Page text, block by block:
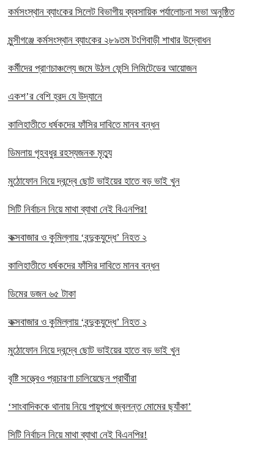
কর্মসংস্থান ব্যাংকের সিলেট বিভাগীয় ব্যবসায়িক পর্যালোচনা সভা অনুষ্ঠিত
মুন্সীগঞ্জে কর্মসংস্থান ব্যাংকের ২৮৯তম টংগিবাড়ী শাখার উদ্বোধন
কর্মীদের প্রাণচাঞ্চল্যে জমে উঠল ফেন্সি লিমিটেডের আয়োজন
একশ’র বেশি হ্রদ যে উদ্যানে
কালিহাতীতে ধর্ষকদের ফাঁসির দাবিতে মানব বন্ধন
ডিমলায় গৃহবধুর রহস্যজনক মৃত্যু
মুঠোফোন নিয়ে দ্বন্দ্বে ছোট ভাইয়ের হাতে বড় ভাই খুন
সিটি নির্বাচন নিয়ে মাথা ব্যাথা নেই বিএনপির!
কক্সবাজার ও কুমিল্লায় ‘বন্দুকযুদ্ধে’ নিহত ২
কালিহাতীতে ধর্ষকদের ফাঁসির দাবিতে মানব বন্ধন
ডিমের ডজন ৬৫ টাকা
কক্সবাজার ও কুমিল্লায় ‘বন্দুকযুদ্ধে’ নিহত ২
মুঠোফোন নিয়ে দ্বন্দ্বে ছোট ভাইয়ের হাতে বড় ভাই খুন
বৃষ্টি সত্ত্বেও প্রচারণা চালিয়েছেন প্রার্থীরা
‘সাংবাদিককে থানায় নিয়ে পায়ুপথে জ্বলন্ত মোমের ছ্যাঁকা’
সিটি নির্বাচন নিয়ে মাথা ব্যাথা নেই বিএনপির!